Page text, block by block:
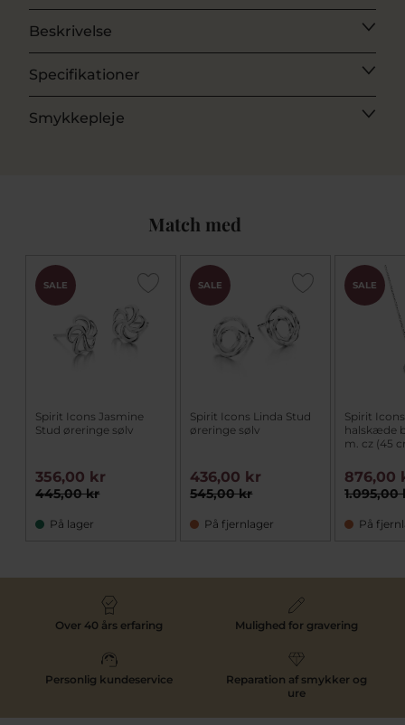
Beskrivelse
Specifikationer
Smykkepleje
Match med
SALE
Spirit Icons Jasmine
Stud øreringe sølv
445,00 kr
356,00 kr
På lager
SALE
Spirit Icons Linda Stud
øreringe sølv
545,00 kr
436,00 kr
På fjernlager
SALE
Spirit
halskæde
m. cz (45
1.095,00
876,00
På
Over 40 års erfaring Mulighed for gravering
Personlig kundeservice
Reparation af smykker og
ure